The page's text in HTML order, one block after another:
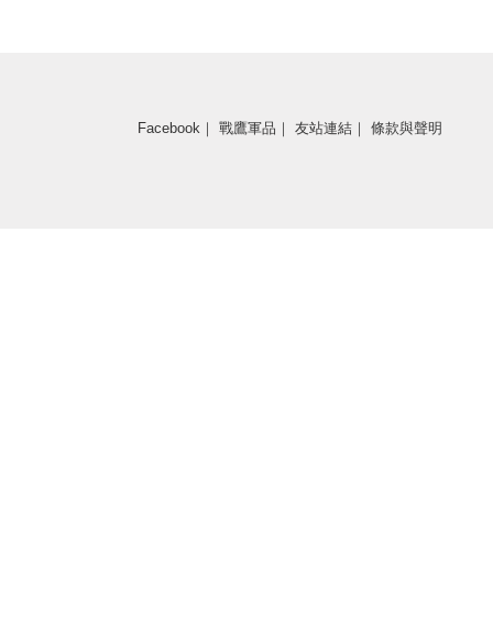
Facebook ｜ 戰鷹軍品 ｜ 友站連結 ｜ 條款與聲明